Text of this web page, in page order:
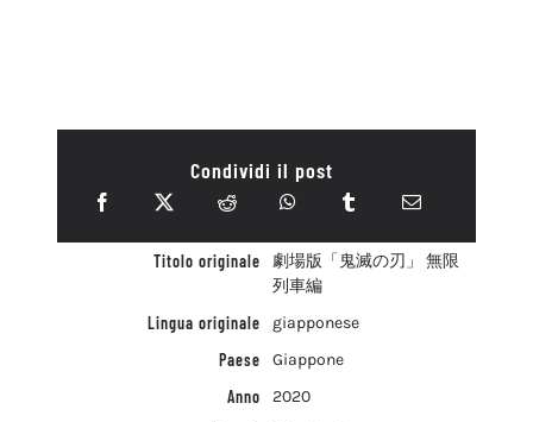
Condividi il post
Titolo originale
劇場版「鬼滅の刃」 無限
列車編
Lingua originale
giapponese
Paese
Giappone
Anno
2020